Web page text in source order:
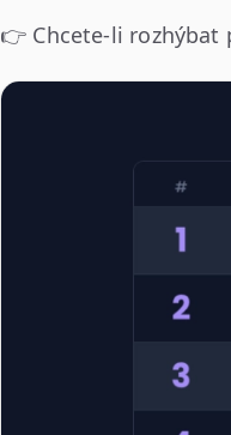
👉 Chcete-li rozhýbat